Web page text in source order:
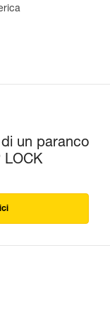
un paranco
LOCK